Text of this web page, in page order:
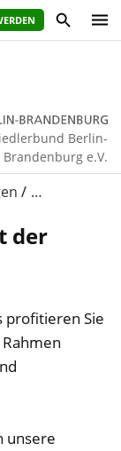
Berlin-
Brandenburg e.V.
…
der
profitieren Sie
unsere